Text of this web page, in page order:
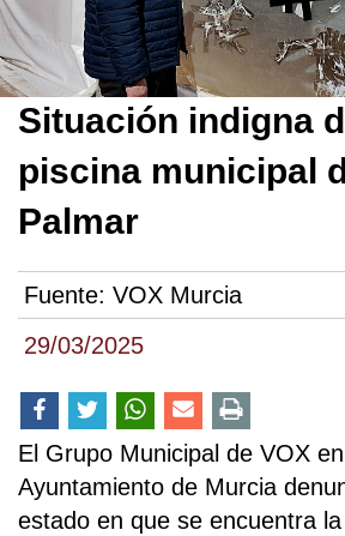
29/03/2025
Situación indigna
piscina municipal
Palmar
Fuente: VOX Murcia
El Grupo Municipal de VOX en
Ayuntamiento de Murcia
estado en que se encuentra